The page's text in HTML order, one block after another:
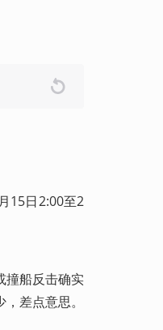
15日2:00至2
撞船反击确实
差点意思。